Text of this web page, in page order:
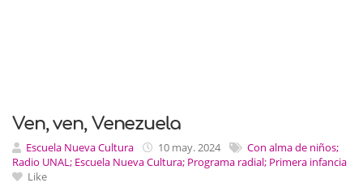
Ven, ven, Venezuela
Escuela Nueva Cultura 10 may. 2024
Con alma de niños;
Radio UNAL; Escuela Nueva Cultura; Programa radial; Primera infancia
Like